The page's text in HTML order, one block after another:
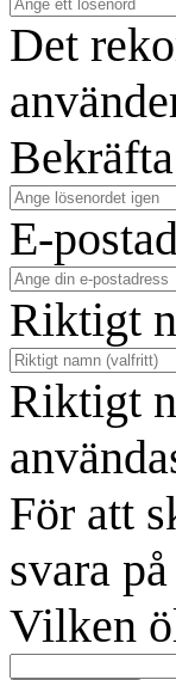
Det
E-
Riktigt
Riktigt
För att
svara
Vilken